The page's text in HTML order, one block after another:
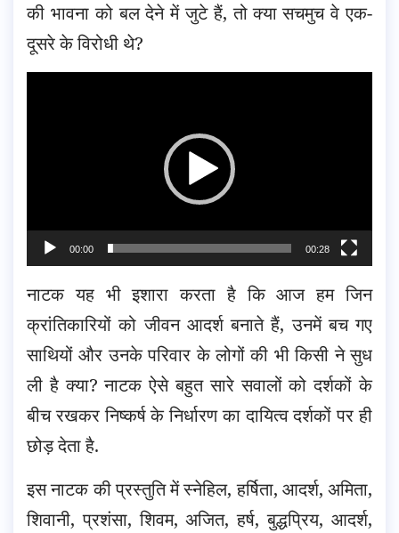
की भावना को बल देने में जुटे हैं, तो क्या सचमुच वे एक-
दूसरे के विरोधी थे?
00:00 00:28
नाटक यह भी इशारा करता है कि आज हम जिन
क्रांतिकारियों को जीवन आदर्श बनाते हैं, उनमें बच गए
साथियों और उनके परिवार के लोगों की भी किसी ने सुध
ली है क्या? नाटक ऐसे बहुत सारे सवालों को दर्शकों के
बीच रखकर निष्कर्ष के निर्धारण का दायित्व दर्शकों पर ही
छोड़ देता है.
इस नाटक की प्रस्तुति में स्नेहिल, हर्षिता, आदर्श, अमिता,
शिवानी, प्रशंसा, शिवम, अजित, हर्ष, बुद्धप्रिय, आदर्श,